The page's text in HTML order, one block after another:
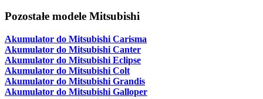
Pozostałe modele Mitsubishi
Akumulator do Mitsubishi Carisma
Akumulator do Mitsubishi Canter
Akumulator do Mitsubishi Eclipse
Akumulator do Mitsubishi Colt
Akumulator do Mitsubishi Grandis
Akumulator do Mitsubishi Galloper